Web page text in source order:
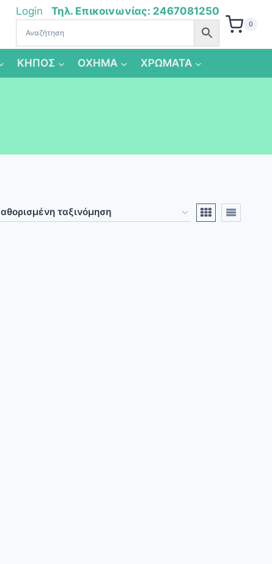
Login Τηλ. Επικοινωνίας: 2467081250
0
ΚΗΠΟΣ ΟΧΗΜΑ ΧΡΩΜΑΤΑ